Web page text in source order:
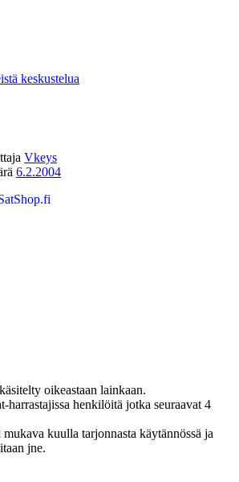
keskustelua
Vkeys
6.2.2004
oikeastaan lainkaan.
harrastajissa henkilöitä jotka seuraavat 4
kuulla tarjonnasta käytännössä ja
jne.